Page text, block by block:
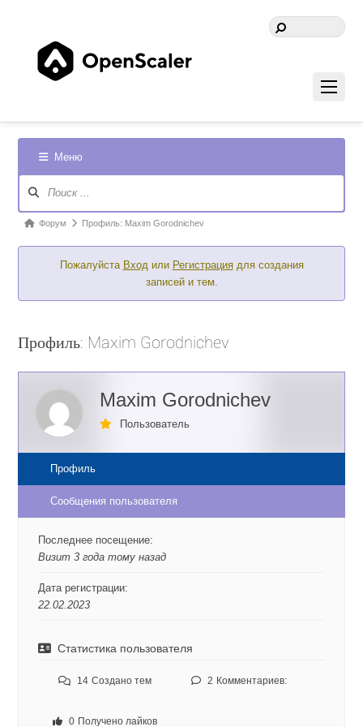
Меню
Форума
ФорумФорум Профиль: Maxim Gorodnichev
Пожалуйста Входили Регистрациядля создания
записей и тем.
Профиль: Maxim Gorodnichev
Maxim Gorodnichev
Пользователь
Профиль
Сообщения пользователя
Последнее посещение:
Визит 3 года тому назад
Дата регистрации:
22.02.2023
Статистика пользователя
14 Создано тем 2 Комментариев:
0 Получено лайков